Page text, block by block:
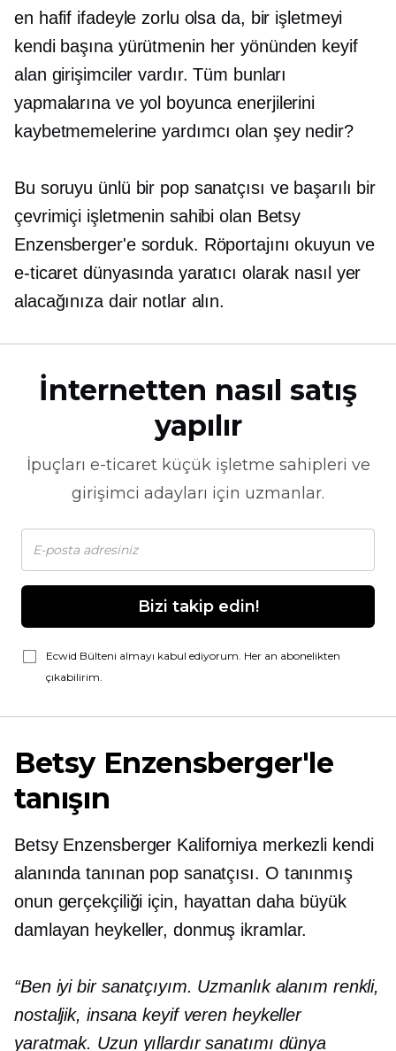
en hafif ifadeyle zorlu olsa da, bir işletmeyi
kendi başına yürütmenin her yönünden keyif
alan girişimciler vardır. Tüm bunları
yapmalarına ve yol boyunca enerjilerini
kaybetmemelerine yardımcı olan şey nedir?
Bu soruyu ünlü bir pop sanatçısı ve başarılı bir
çevrimiçi işletmenin sahibi olan Betsy
Enzensberger'e sorduk. Röportajını okuyun ve
e-ticaret dünyasında yaratıcı olarak nasıl yer
alacağınıza dair notlar alın.
İnternetten nasıl satış
yapılır
İpuçları e-ticaretküçük işletme sahipleri ve
girişimci adayları için uzmanlar.
Bizi takip edin!
Ecwid Bülteni almayı kabul ediyorum. Her an abonelikten
çıkabilirim.
Betsy Enzensberger'le
tanışın
Betsy Enzensberger Kaliforniya merkezli kendi
alanında tanınan pop sanatçısı. O tanınmış
onun gerçekçiliği için, hayattan daha büyük
damlayan heykeller, donmuş ikramlar.
“Ben iyi bir sanatçıyım. Uzmanlık alanım renkli,
nostaljik, insana keyif veren heykeller
yaratmak. Uzun yıllardır sanatımı dünya